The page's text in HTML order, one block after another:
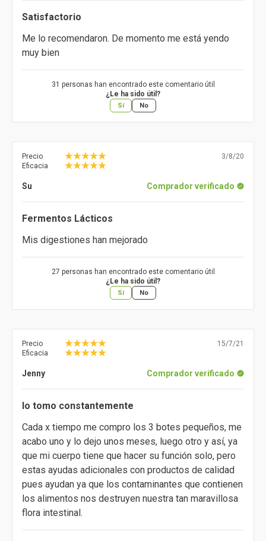
Satisfactorio
Me lo recomendaron. De momento me está yendo
muy bien
31 personas han encontrado este comentario útil
¿Le ha sido útil?
Sí No
Precio
Eficacia
3/8/20
Su Comprador verificado
Fermentos Lácticos
Mis digestiones han mejorado
27 personas han encontrado este comentario útil
¿Le ha sido útil?
Sí No
Precio
Eficacia
15/7/21
Jenny Comprador verificado
lo tomo constantemente
Cada x tiempo me compro los 3 botes pequeños, me
acabo uno y lo dejo unos meses, luego otro y así, ya
que mi cuerpo tiene que hacer su función solo, pero
estas ayudas adicionales con productos de calidad
pues ayudan ya que los contaminantes que contienen
los alimentos nos destruyen nuestra tan maravillosa
flora intestinal.